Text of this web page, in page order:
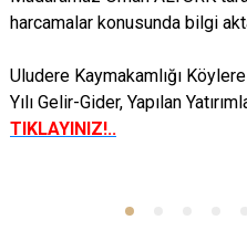
harcamalar konusunda bilgi
Uludere Kaymakamlığı
Yılı Gelir-Gider, Yapılan
TIKLAYINIZ!..